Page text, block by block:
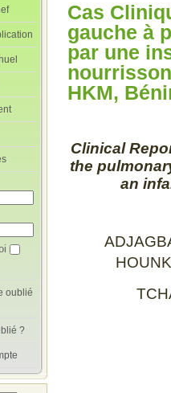
en
oublié
?
Cas
gauche à
par une
HKM,
Clinical
the
an